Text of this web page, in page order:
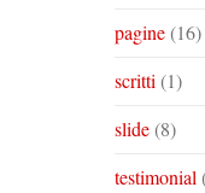
pagine(16)
scritti (1)
slide(8)
testimonial